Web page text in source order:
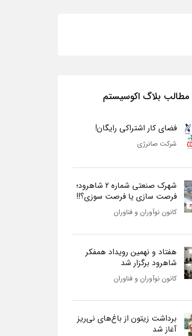
بلاگ اکوسیستم
فضای کار اشتراکی رایگان!
شرکت صانرژی
شهرک صنعتی شماره 2 شاهرود؛
فرصت سازی یا فرصت سوزی؟!!
کانون نوآوران و فناوران
هفتاد و نهمین رویداد همفکر
شاهرود برگزار شد
کانون نوآوران و فناوران
برداشت زیتون از باغ‌های نی‌ریز
آغاز شد